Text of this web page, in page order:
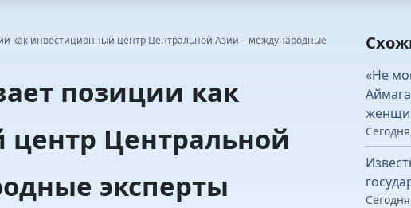
как инвестиционный центр Центральной Азии – международные
позиции как
Центральной
эксперты
«Не